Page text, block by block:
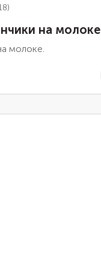
на молоке
молоке.